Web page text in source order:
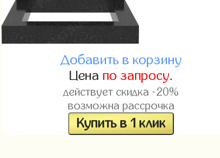
Добавить в корзину
Цена по запросу.
действует скидка -20%
возможна рассрочка
Купить в 1 клик